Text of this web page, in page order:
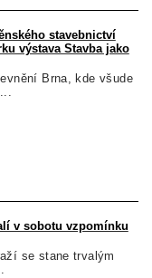
stavebnictví
výstava Stavba jako
Brna, kde všude
v sobotu vzpomínku
se stane trvalým